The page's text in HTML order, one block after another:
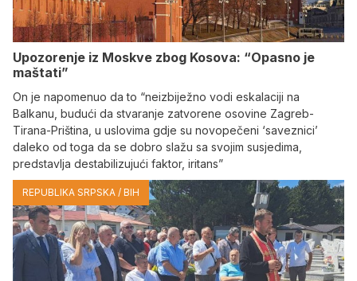
Upozorenje iz Moskve zbog Kosova: “Opasno je
maštati”
On je napomenuo da to “neizbiježno vodi eskalaciji na
Balkanu, budući da stvaranje zatvorene osovine Zagreb-
Tirana-Priština, u uslovima gdje su novopečeni ‘saveznici’
daleko od toga da se dobro slažu sa svojim susjedima,
predstavlja destabilizujući faktor, iritans”
REPUBLIKA SRPSKA / BIH